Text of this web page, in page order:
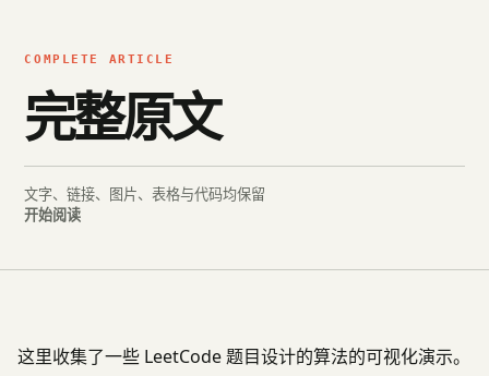
COMPLETE ARTICLE
完整原文
文字、链接、图片、表格与代码均保留
开始阅读
这里收集了一些 LeetCode 题目设计的算法的可视化演示。